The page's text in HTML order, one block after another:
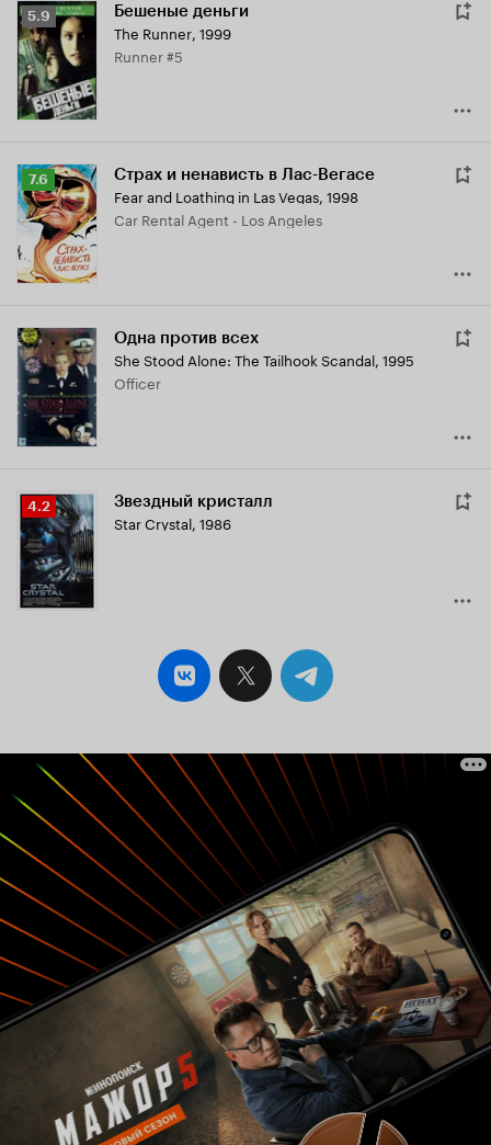
Рейтинг
Кинопоиска
5.9
5.9 Бешеные деньги
The Runner, 1999
Runner #5
Рейтинг
Кинопоиска
7.6
7.6 Страх и ненависть в Лас-Вегасе
Fear and Loathing in Las Vegas, 1998
Car Rental Agent - Los Angeles
Одна против всех
She Stood Alone: The Tailhook Scandal, 1995
Officer
Рейтинг
Кинопоиска
4.2
4.2 Звездный кристалл
Star Crystal, 1986